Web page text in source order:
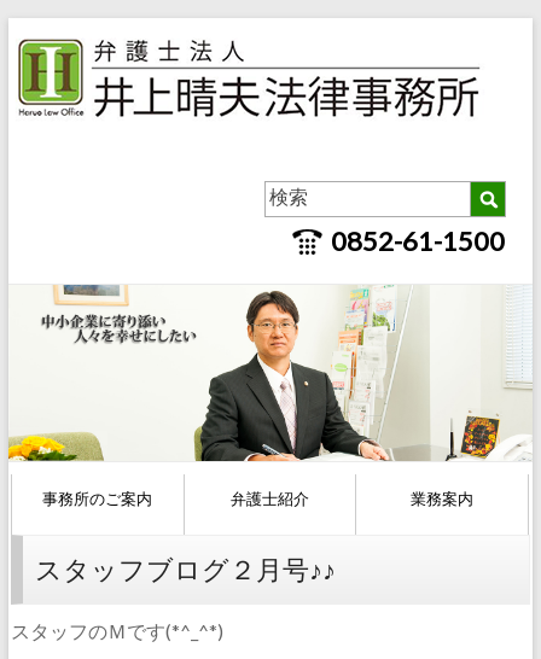
0852-61-1500
事務所のご案内 弁護士紹介 業務案内
スタッフブログ２月号♪♪
スタッフのＭです(*^_^*)